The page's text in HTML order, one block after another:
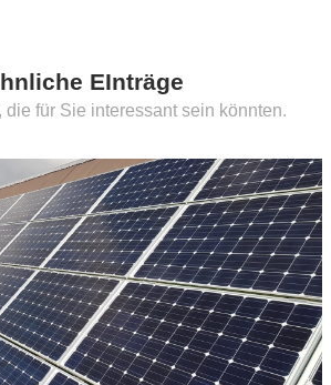
EInträge
die für Sie interessant sein könnten.